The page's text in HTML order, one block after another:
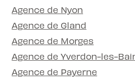
Agence de Nyon
Agence de Gland
Agence de Morges
Agence de Yverdon-les-
Agence de Payerne